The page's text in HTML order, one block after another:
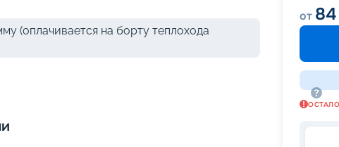
(оплачивается на борту теплохода
от